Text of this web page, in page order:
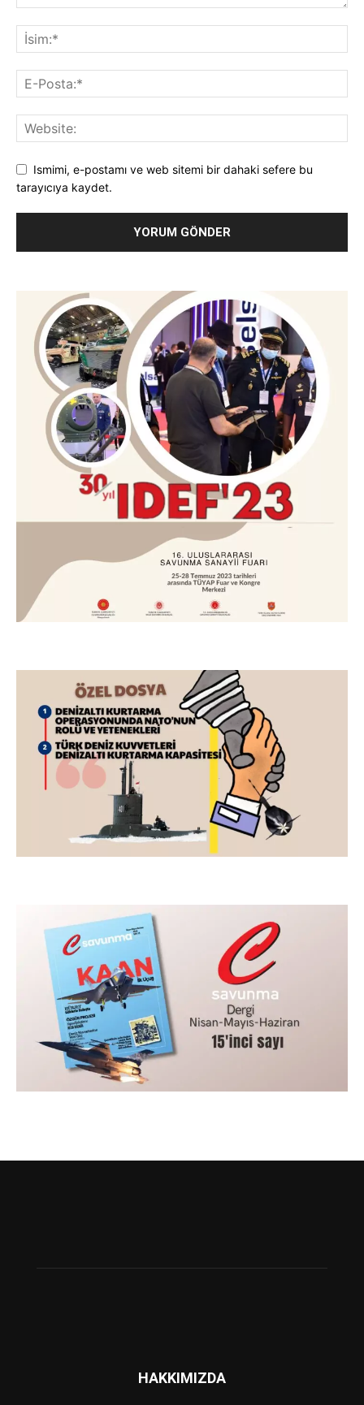
Ismimi, e-postamı ve web sitemi bir dahaki sefere bu
tarayıcıya kaydet.
HAKKIMIZDA